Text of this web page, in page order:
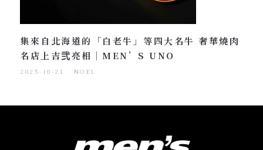
集來自北海道的「白老牛」等四大名牛 奢華燒肉
名店上吉弐亮相｜MEN’S UNO
2025-10-21 NOEL